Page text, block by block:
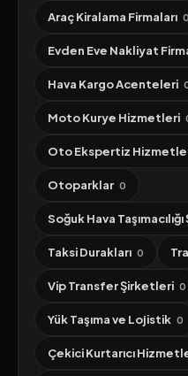
Araç Kiralama Firmaları 0
Evden Eve Nakliyat
Hava Kargo Acenteleri
Moto Kurye Hizmetleri
Oto Ekspertiz
Otoparklar 0
Soğuk Hava
Taksi Durakları 0
Vip Transfer Şirketleri 0
Yük Taşıma ve Lojistik 0
Çekici Kurtarıcı